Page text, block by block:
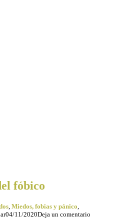
fóbico
Miedos, fobias y pánico
04/11/2020Deja un comentario